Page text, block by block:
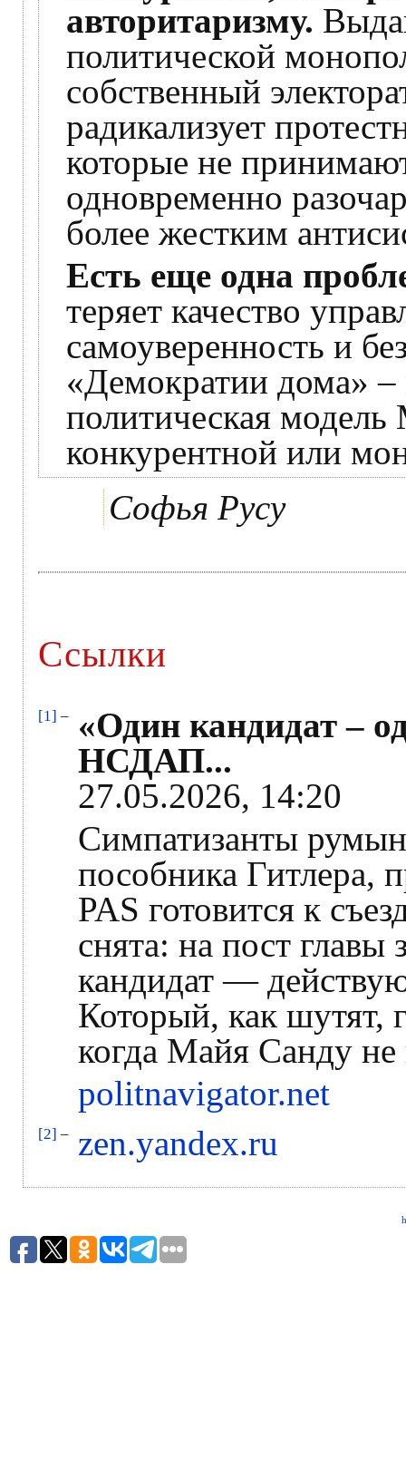
авторитаризму.
политической
собственный
радикализует
которые не
одновременно
более жестким
Есть еще одна
теряет качество
самоуверенность и
«Демократии дома» –
политическая
конкурентной или
Софья Русу
Ссылки
[1] –
«Один кандидат –
НСДАП...
27.05.2026, 14:20
Симпатизанты
пособника Гитлера,
PAS готовится к
снята: на пост главы
кандидат —
Который, как шутят,
когда Майя Санду не
politnavigator.net
[2] – zen.yandex.ru